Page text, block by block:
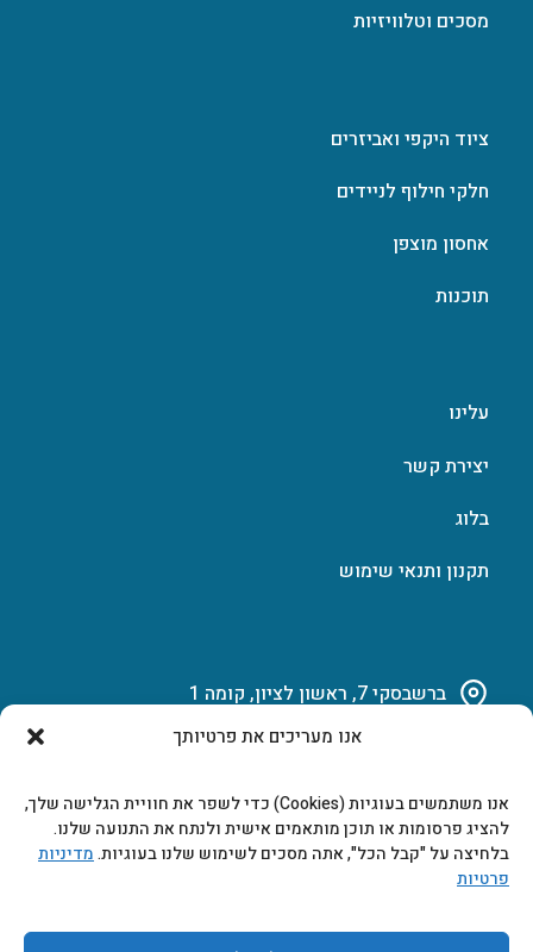
אנו מעריכים את פרטיותך
אנו משתמשים בעוגיות (Cookies) כדי לשפר את חוויית הגלישה שלך,
להציג פרסומות או תוכן מותאמים אישית ולנתח את התנועה שלנו.
בלחיצה על "קבל הכל", אתה מסכים לשימוש שלנו בעוגיות.מדיניות
פרטיות
מסכים וטלוויזיות
ציוד היקפי ואביזרים
חלקי חילוף לניידים
אחסון מוצפן
תוכנות
עלינו
יצירת קשר
בלוג
תקנון ותנאי שימוש
ברשבסקי 7, ראשון לציון, קומה 1
marketing@b-tech.co.il